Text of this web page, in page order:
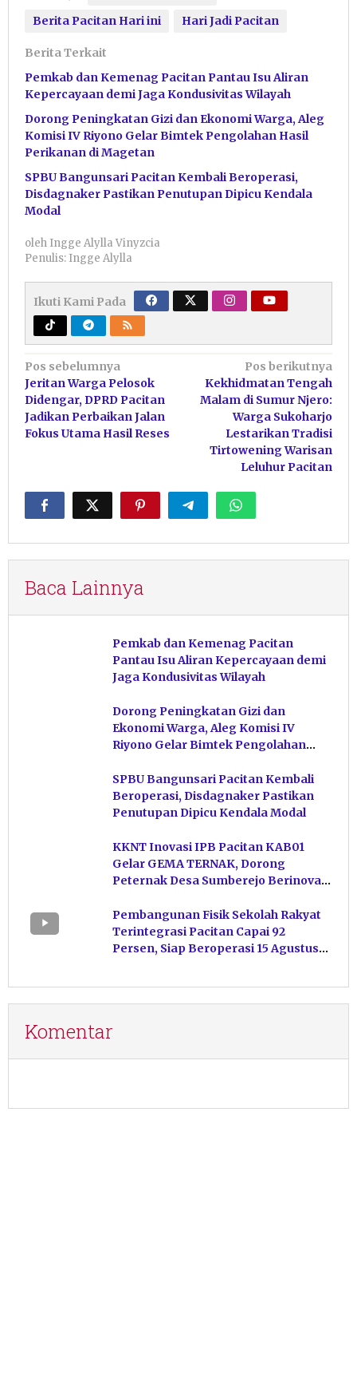
Berita Pacitan Hari ini
Hari Jadi Pacitan
Berita Terkait
Pemkab dan Kemenag Pacitan Pantau Isu Aliran
Kepercayaan demi Jaga Kondusivitas Wilayah
Dorong Peningkatan Gizi dan Ekonomi Warga, Aleg
Komisi IV Riyono Gelar Bimtek Pengolahan Hasil
Perikanan di Magetan
SPBU Bangunsari Pacitan Kembali Beroperasi,
Disdagnaker Pastikan Penutupan Dipicu Kendala
Modal
oleh Ingge Alylla Vinyzcia
Penulis: Ingge Alylla
Ikuti Kami Pada
Navigasi
pos
Pos sebelumnya
Jeritan Warga Pelosok
Didengar, DPRD Pacitan
Jadikan Perbaikan Jalan
Fokus Utama Hasil Reses
Pos berikutnya
Kekhidmatan Tengah
Malam di Sumur Njero:
Warga Sukoharjo
Lestarikan Tradisi
Tirtowening Warisan
Leluhur Pacitan
Baca Lainnya
Pemkab dan Kemenag Pacitan
Pantau Isu Aliran Kepercayaan demi
Jaga Kondusivitas Wilayah
Dorong Peningkatan Gizi dan
Ekonomi Warga, Aleg Komisi IV
Riyono Gelar Bimtek Pengolahan
SPBU Bangunsari Pacitan Kembali
Beroperasi, Disdagnaker Pastikan
Penutupan Dipicu Kendala Modal
KKNT Inovasi IPB Pacitan KAB01
Gelar GEMA TERNAK, Dorong
Peternak Desa Sumberejo Berinovasi
Pembangunan Fisik Sekolah Rakyat
Terintegrasi Pacitan Capai 92
Persen, Siap Beroperasi 15 Agustus
Komentar